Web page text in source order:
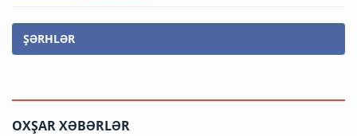
ŞƏRHLƏR
OXŞAR XƏBƏRLƏR